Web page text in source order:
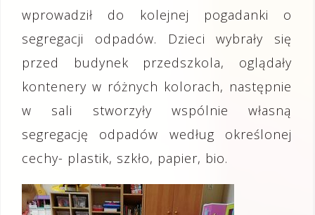
wprowadził do kolejnej pogadanki o
segregacji odpadów. Dzieci wybrały się
przed budynek przedszkola, oglądały
kontenery w różnych kolorach, następnie
w sali stworzyły wspólnie własną
segregację odpadów według określonej
cechy- plastik, szkło, papier, bio.